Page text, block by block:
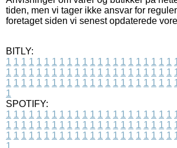
tiden, men vi tager ikke ansvar for
foretaget siden vi senest opdaterede
BITLY:
1 1 1 1 1 1 1 1 1 1 1 1 1 1 1 1 1 1 1 1 1 1
1 1 1 1 1 1 1 1 1 1 1 1 1 1 1 1 1 1 1 1 1 1
1 1 1 1 1 1 1 1 1 1 1 1 1 1 1 1 1 1 1 1 1 1
1
SPOTIFY:
1 1 1 1 1 1 1 1 1 1 1 1 1 1 1 1 1 1 1 1 1 1
1 1 1 1 1 1 1 1 1 1 1 1 1 1 1 1 1 1 1 1 1 1
1 1 1 1 1 1 1 1 1 1 1 1 1 1 1 1 1 1 1 1 1 1
1